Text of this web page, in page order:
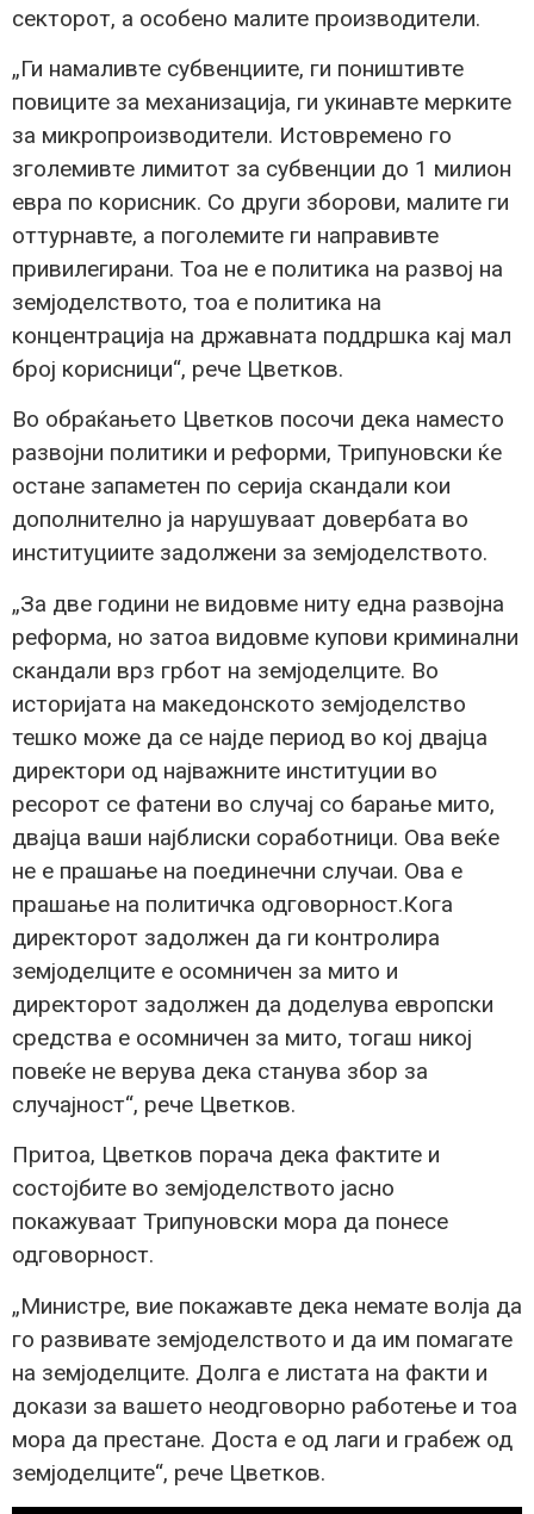
секторот, а особено малите производители.
„Ги намаливте субвенциите, ги поништивте
повиците за механизација, ги укинавте мерките
за микропроизводители. Истовремено го
зголемивте лимитот за субвенции до 1 милион
евра по корисник. Со други зборови, малите ги
оттурнавте, а поголемите ги направивте
привилегирани. Тоа не е политика на развој на
земјоделството, тоа е политика на
концентрација на државната поддршка кај мал
број корисници“, рече Цветков.
Во обраќањето Цветков посочи дека наместо
развојни политики и реформи, Трипуновски ќе
остане запаметен по серија скандали кои
дополнително ја нарушуваат довербата во
институциите задолжени за земјоделството.
„За две години не видовме ниту една развојна
реформа, но затоа видовме купови криминални
скандали врз грбот на земјоделците. Во
историјата на македонското земјоделство
тешко може да се најде период во кој двајца
директори од најважните институции во
ресорот се фатени во случај со барање мито,
двајца ваши најблиски соработници. Ова веќе
не е прашање на поединечни случаи. Ова е
прашање на политичка одговорност.Кога
директорот задолжен да ги контролира
земјоделците е осомничен за мито и
директорот задолжен да доделува европски
средства е осомничен за мито, тогаш никој
повеќе не верува дека станува збор за
случајност“, рече Цветков.
Притоа, Цветков порача дека фактите и
состојбите во земјоделството јасно
покажуваат Трипуновски мора да понесе
одговорност.
„Министре, вие покажавте дека немате волја да
го развивате земјоделството и да им помагате
на земјоделците. Долга е листата на факти и
докази за вашето неодговорно работење и тоа
мора да престане. Доста е од лаги и грабеж од
земјоделците“, рече Цветков.